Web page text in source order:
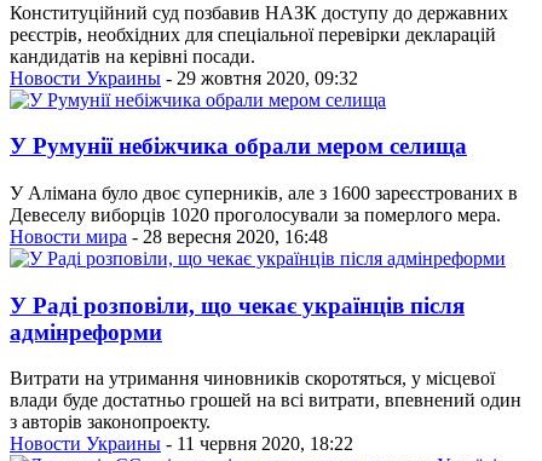
Конституційний суд позбавив НАЗК доступу до державних
реєстрів, необхідних для спеціальної перевірки декларацій
кандидатів на керівні посади.
Новости Украины - 29 жовтня 2020, 09:32
У Румунії небіжчика обрали мером селища
У Алімана було двоє суперників, але з 1600 зареєстрованих в
Девеселу виборців 1020 проголосували за померлого мера.
Новости мира - 28 вересня 2020, 16:48
У Раді розповіли, що чекає українців після
адмінреформи
Витрати на утримання чиновників скоротяться, у місцевої
влади буде достатньо грошей на всі витрати, впевнений один
з авторів законопроекту.
Новости Украины - 11 червня 2020, 18:22